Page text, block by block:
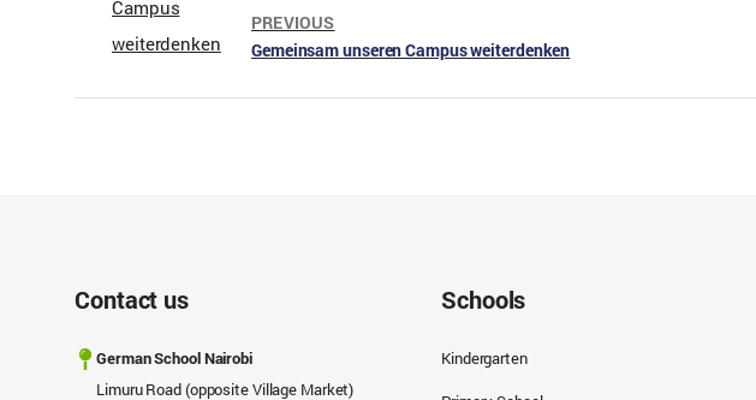
PREVIOUS
Gemeinsam unseren Campus weiterdenken
Contact us
German School Nairobi
Limuru Road (opposite Village Market)
Schools
Kindergarten